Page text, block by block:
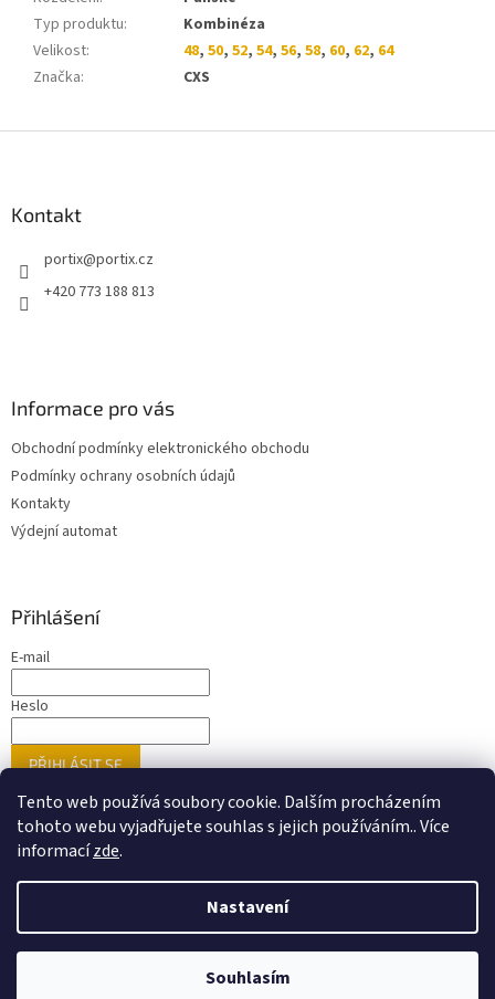
Tento web používá soubory cookie. Dalším procházením
tohoto webu vyjadřujete souhlas s jejich používáním.. Více
informacízde.
Nastavení
Souhlasím
Upozorňujeme zákazníky, že ne veškeré zboží prezentované na
našem webu je dostupné přímo na prodejnách. Doporučujeme
ověřit dostupnost konkrétních položek před návštěvou
Typ produktu:
Kombinéza
Velikost: 48, 50, 52, 54, 56, 58, 60, 62, 64
Značka: CXS
Kontakt
portix@portix.cz
+420 773 188 813
Informace pro vás
Obchodní podmínky elektronického obchodu
Podmínky ochrany osobních údajů
Kontakty
Výdejní automat
Přihlášení
E-mail
Heslo
PŘIHLÁSIT SE
Nová registraceZapomenuté heslo
Nastavil tým EshopyUmíme.cz
PORTIX.CZ. Všechna práva vyhrazena.